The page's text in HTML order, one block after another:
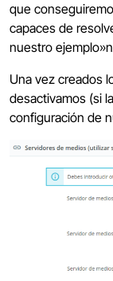
que
capaces de
nuestro
Una vez creados
desactivamos (si
configuración de